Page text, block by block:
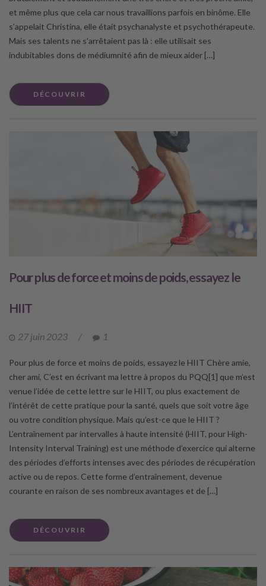
et même plus que cela car nous travaillions parfois en binôme. Elle
s’appelait Christina, elle était psychanalyste et psychothérapeute.
Mais ses talents ne s’arrêtaient pas là : elle utilisait ses
indubitables dons de médiumnité afin de mieux aider […]
DÉCOUVRIR
Pour plus de force et moins de poids, essayez le
HIIT
27 juin 2023 / 1
Pour plus de force et moins de poids, essayez le HIIT Chère amie,
cher ami, C’est en écrivant ma lettre à propos du PQQ[1] que m’est
venue l’idée de cette lettre sur le HIIT, ou plus exactement de
l’intérêt de cette pratique pour la santé, quels que soit votre âge
ou votre condition physique. Mais qu’est-ce que le HIIT ?
L’entraînement par intervalles à haute intensité (HIIT, pour High-
Intensity Interval Training) est une méthode d’exercice qui alterne
des périodes d’efforts intenses avec des périodes de récupération
active ou de repos. Cette forme d’entraînement, devenue
courante en raison de ses nombreux avantages et de […]
DÉCOUVRIR